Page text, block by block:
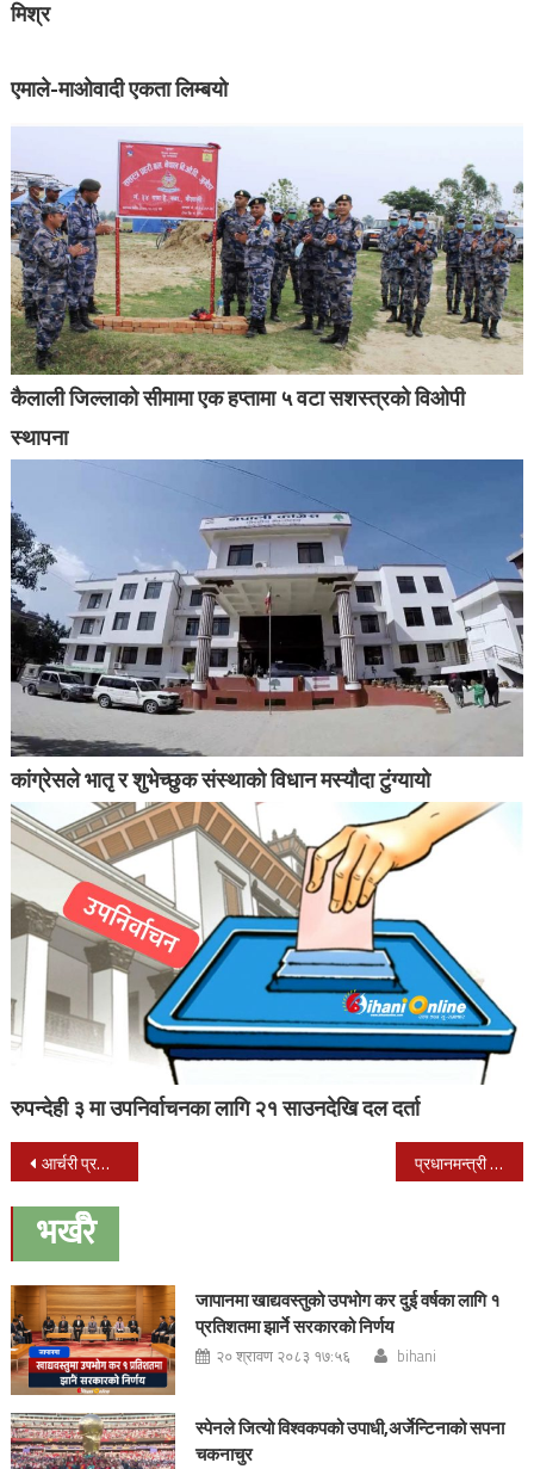
मिश्र
एमाले-माओवादी एकता लिम्बयो
कैलाली जिल्लाको सीमामा एक हप्तामा ५ वटा सशस्त्रको विओपी
स्थापना
कांग्रेसले भातृ र शुभेच्छुक संस्थाको विधान मस्यौदा टुंग्यायो
रुपन्देही ३ मा उपनिर्वाचनका लागि २१ साउनदेखि दल दर्ता
Post
navigation
आर्चरी प्रतियोगिताको पहिलो खेलमा आर्मीका खेलाडी अघि प्रधानमन्त्री दाहालद्वारा चुनवाङबाट गुरिल्ला ट्रेलको उद्घाटन
भर्खरै
जापानमा खाद्यवस्तुको उपभोग कर दुई वर्षका लागि १
प्रतिशतमा झार्ने सरकारको निर्णय
२० श्रावण २०८३ १७:५६ bihani
स्पेनले जित्यो विश्वकपको उपाधी,अर्जेन्टिनाको सपना
चकनाचुर